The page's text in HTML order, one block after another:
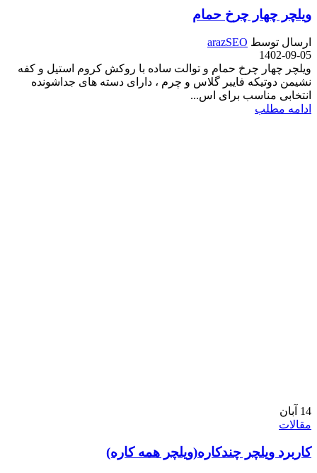
ویلچر چهار چرخ حمام
ارسال توسط arazSEO
1402-09-05
ویلچر چهار چرخ حمام و توالت ساده با روکش کروم استیل و کفه
نشیمن دوتیکه فایبر گلاس و چرم ، دارای دسته های جداشونده
انتخابی مناسب برای اس...
ادامه مطلب
14 آبان
مقالات
کاربرد ویلچر چندکاره(ویلچر همه کاره)